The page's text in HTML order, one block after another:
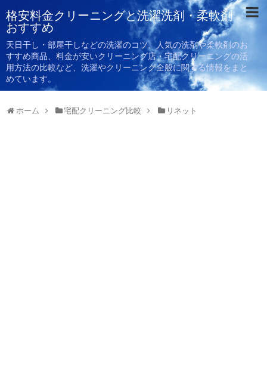
格安料金クリーニングと洗濯洗剤・柔軟剤
おすすめ
天日干し・部屋干しなどの洗濯のコツ、人気の洗剤や柔軟剤のお
すすめ商品、料金が安いクリーニング店・宅配クリーニングの活
用方法の比較など、洗濯やクリーニング全般に関する情報をまと
めています。
ホーム 宅配クリーニング比較 リネット